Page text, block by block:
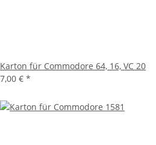
Karton für Commodore 64, 16, VC 20
7,00 € *